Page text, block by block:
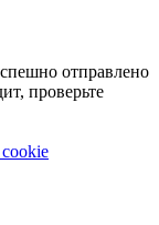
отправлено
проверьте